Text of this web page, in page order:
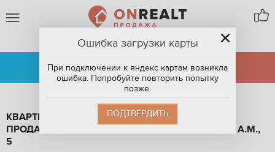
КРАСНОДАР
АРЕНДА
ПРОДАЖА
КВАРТИРА СТУДИЯ, 18.5 М2, ЭТАЖ 3 / 10, НА
ПРОДАЖУ В КРАСНОДАРЕ, УЛИЦА ИМ. СОРОКА А.М.,
5
Ошибка загрузки карты
При подключении к яндекс картам возникла
ошибка. Попробуйте повторить попытку
позже.
ПОДТВЕРДИТЬ